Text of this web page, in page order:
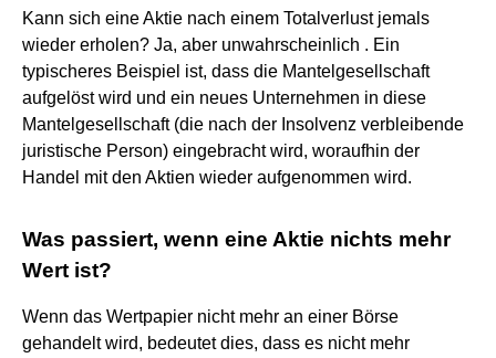
Kann sich eine Aktie nach einem Totalverlust jemals
wieder erholen? Ja, aber unwahrscheinlich . Ein
typischeres Beispiel ist, dass die Mantelgesellschaft
aufgelöst wird und ein neues Unternehmen in diese
Mantelgesellschaft (die nach der Insolvenz verbleibende
juristische Person) eingebracht wird, woraufhin der
Handel mit den Aktien wieder aufgenommen wird.
Was passiert, wenn eine Aktie nichts mehr
Wert ist?
Wenn das Wertpapier nicht mehr an einer Börse
gehandelt wird, bedeutet dies, dass es nicht mehr